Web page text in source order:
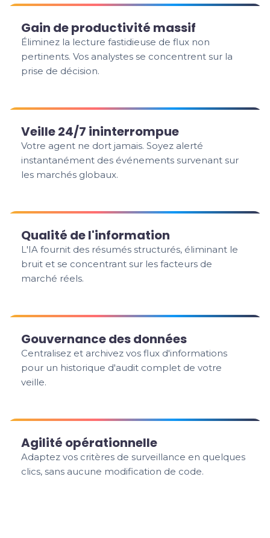
Gain de productivité massif
Éliminez la lecture fastidieuse de flux non
pertinents. Vos analystes se concentrent sur la
prise de décision.
Veille 24/7 ininterrompue
Votre agent ne dort jamais. Soyez alerté
instantanément des événements survenant sur
les marchés globaux.
Qualité de l'information
L'IA fournit des résumés structurés, éliminant le
bruit et se concentrant sur les facteurs de
marché réels.
Gouvernance des données
Centralisez et archivez vos flux d'informations
pour un historique d'audit complet de votre
veille.
Agilité opérationnelle
Adaptez vos critères de surveillance en quelques
clics, sans aucune modification de code.